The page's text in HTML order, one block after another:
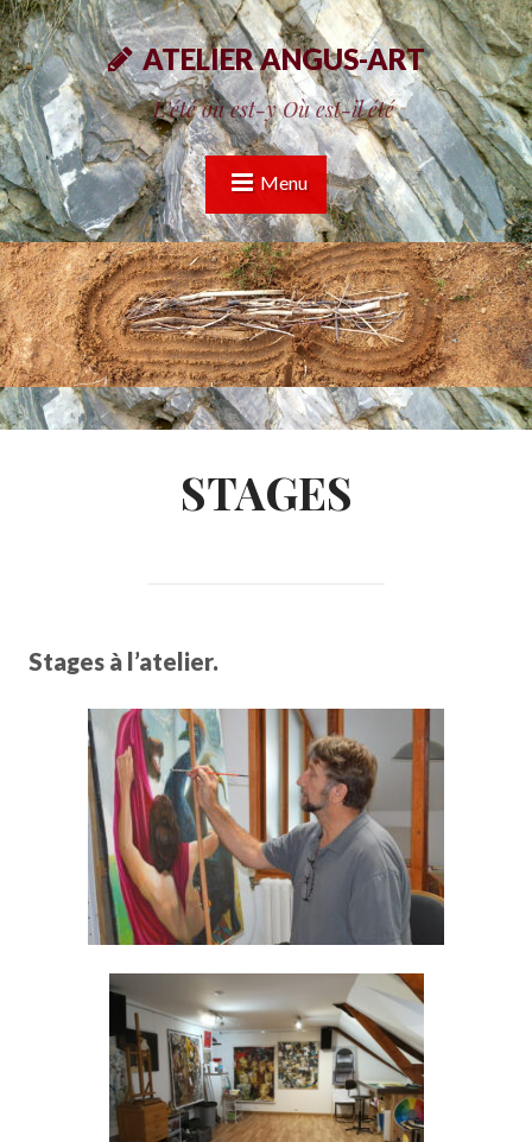
ATELIER ANGUS-ART
L'été où est-y Où est-il été
Menu
STAGES
Stages à l’atelier.